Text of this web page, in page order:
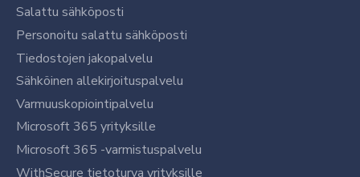
Salattu sähköposti
Personoitu salattu sähköposti
Tiedostojen jakopalvelu
Sähköinen allekirjoituspalvelu
Varmuuskopiointipalvelu
Microsoft 365 yrityksille
Microsoft 365 -varmistuspalvelu
WithSecure tietoturva yrityksille